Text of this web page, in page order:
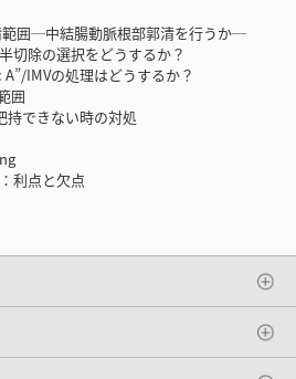
囲─中結腸動脈根部郭清を行うか─
切除の選択をどうするか？
IMVの処理はどうするか？
囲
できない時の対処
利点と欠点